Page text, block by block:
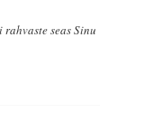
seas Sinu